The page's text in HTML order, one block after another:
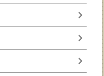
chevron_right
chevron_right
chevron_right